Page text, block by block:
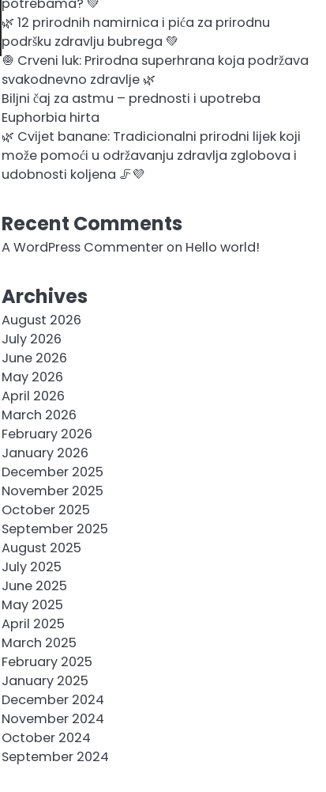
🌿 12 prirodnih namirnica i pića za prirodnu
podršku zdravlju bubrega 💚
🧅 Crveni luk: Prirodna superhrana koja podržava
svakodnevno zdravlje 🌿
Biljni čaj za astmu – prednosti i upotreba
Euphorbia hirta
🌿 Cvijet banane: Tradicionalni prirodni lijek koji
može pomoći u održavanju zdravlja zglobova i
udobnosti koljena 🦵💜
Recent Comments
A WordPress Commenteron Hello world!
Archives
August 2026
July 2026
June 2026
May 2026
April 2026
March 2026
February 2026
January 2026
December 2025
November 2025
October 2025
September 2025
August 2025
July 2025
June 2025
May 2025
April 2025
March 2025
February 2025
January 2025
December 2024
November 2024
October 2024
September 2024